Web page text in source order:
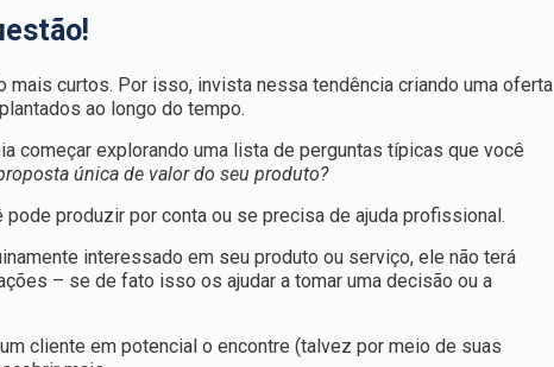
curtos. Por isso, invista nessa tendência criando uma oferta
ao longo do tempo.
começar explorando uma lista de perguntas típicas que você
única de valor do seu produto?
produzir por conta ou se precisa de ajuda profissional.
interessado em seu produto ou serviço, ele não terá
– se de fato isso os ajudar a tomar uma decisão ou a
cliente em potencial o encontre (talvez por meio de suas